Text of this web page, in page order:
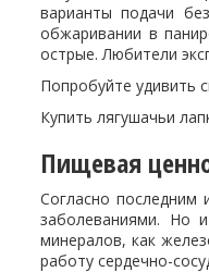
варианты подачи
обжаривании в
острые. Любители
Попробуйте удивить
Купить лягушачьи
Пищевая
Согласно последним
заболеваниями. Но
минералов, как
работу сердечно-